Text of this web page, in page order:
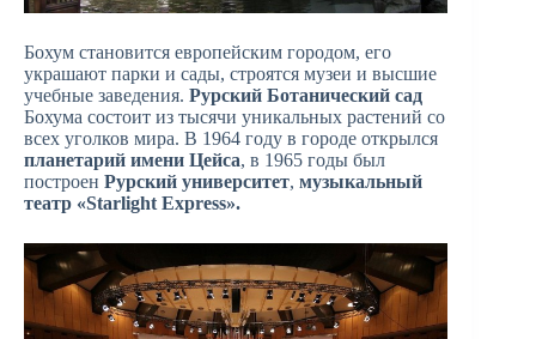
Бохум становится европейским городом, его
украшают парки и сады, строятся музеи и высшие
учебные заведения. Рурский Ботанический сад
Бохума состоит из тысячи уникальных растений со
всех уголков мира. В 1964 году в городе открылся
планетарий имени Цейса, в 1965 годы был
построен Рурский университет, музыкальный
театр «Starlight Express».